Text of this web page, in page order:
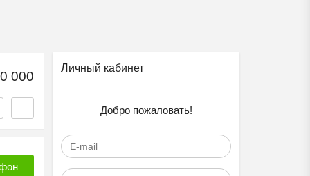
000
Личный кабинет
Добро пожаловать!